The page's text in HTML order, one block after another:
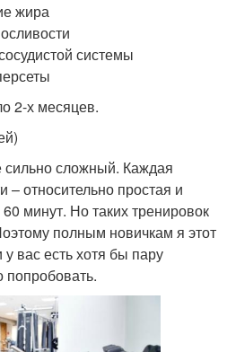
жира
системы
2-х месяцев.
сильно сложный. Каждая
– относительно простая и
минут. Но таких тренировок
полным новичкам я этот
вас есть хотя бы пару